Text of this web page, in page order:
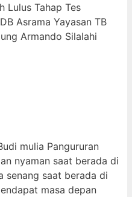
Lulus Tahap Tes
Asrama Yayasan TB
Armando Silalahi
mulia Pangururan
nyaman saat berada di
senang saat berada di
masa depan